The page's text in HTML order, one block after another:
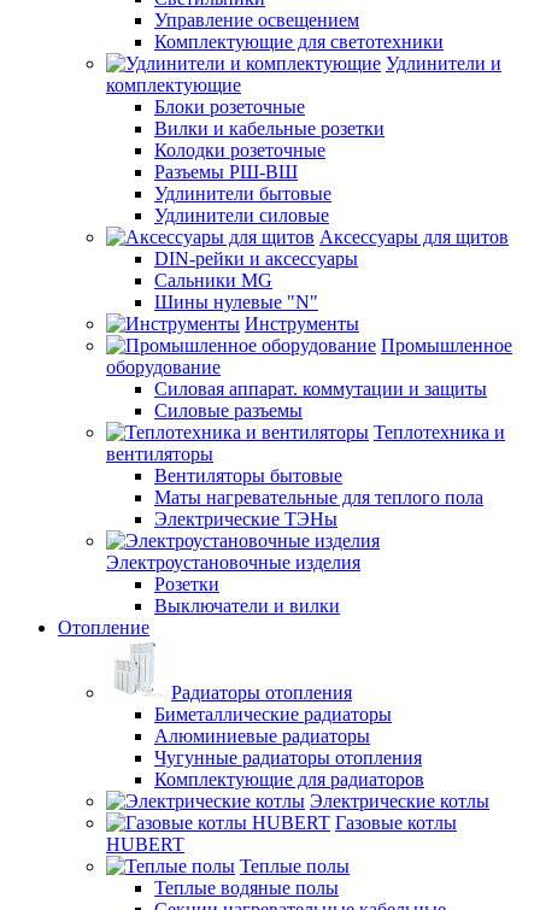
Управление освещением
Комплектующие для светотехники
Удлинители и
комплектующие
Блоки розеточные
Вилки и кабельные розетки
Колодки розеточные
Разъемы РШ-ВШ
Удлинители бытовые
Удлинители силовые
Аксессуары для щитов
DIN-рейки и аксессуары
Сальники MG
Шины нулевые "N"
Инструменты
Промышленное
оборудование
Силовая аппарат. коммутации и защиты
Силовые разъемы
Теплотехника и
вентиляторы
Вентиляторы бытовые
Маты нагревательные для теплого пола
Электрические ТЭНы
Электроустановочные изделия
Розетки
Выключатели и вилки
Отопление
Радиаторы отопления
Биметаллические радиаторы
Алюминиевые радиаторы
Чугунные радиаторы отопления
Комплектующие для радиаторов
Электрические котлы
Газовые котлы
HUBERT
Теплые полы
Теплые водяные полы